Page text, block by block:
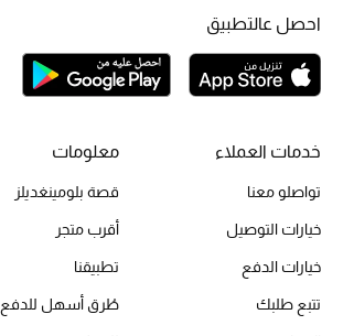
الأحذية الرجالية
أحذية للأطفال
أبرز المصممين
تسوقوا الأحذية
خدمات العملاء
تواصلو معنا
خيارات التوصيل
خيارات الدفع
تتبع طلبك
معلومات
قصة بلومينغديلز
أقرب متجر
تطبيقنا
طُرق أسهل للدفع
احصل عالتطبيق